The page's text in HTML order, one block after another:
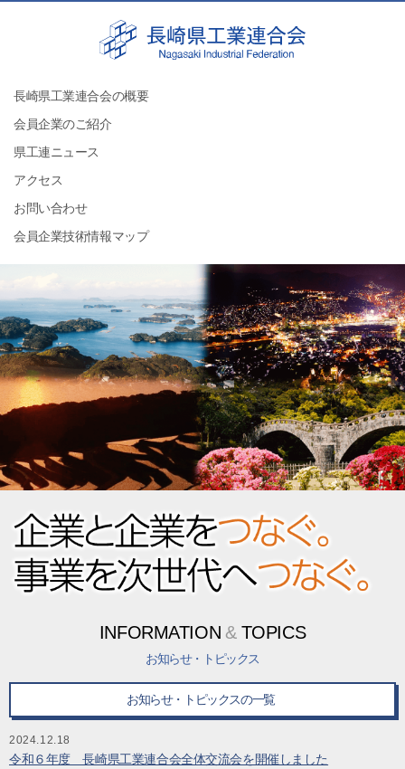
長崎県工業連合会の概要
会員企業のご紹介
県工連ニュース
アクセス
お問い合わせ
会員企業技術情報マップ
INFORMATION & TOPICS
お知らせ・トピックス
お知らせ・トピックスの一覧
2024.12.18
令和６年度 長崎県工業連合会全体交流会を開催しました